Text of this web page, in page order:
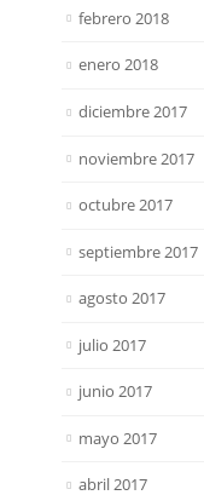
febrero 2018
enero 2018
diciembre 2017
noviembre 2017
octubre 2017
septiembre 2017
agosto 2017
julio 2017
junio 2017
mayo 2017
abril 2017